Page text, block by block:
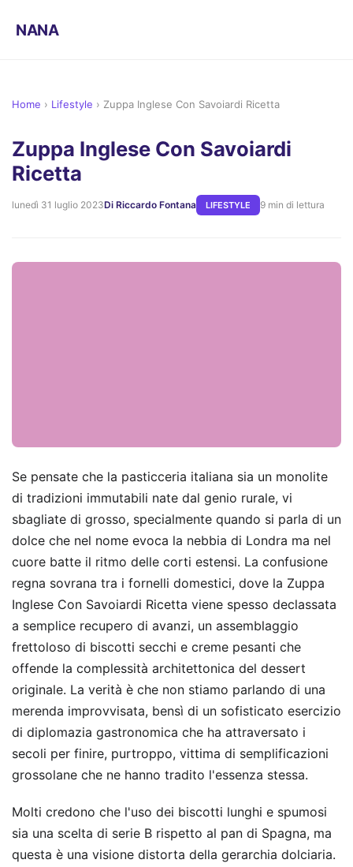
NANA
Home › Lifestyle › Zuppa Inglese Con Savoiardi Ricetta
Zuppa Inglese Con Savoiardi
Ricetta
lunedì 31 luglio 2023Di Riccardo Fontana LIFESTYLE 9 min di lettura
Se pensate che la pasticceria italiana sia un monolite
di tradizioni immutabili nate dal genio rurale, vi
sbagliate di grosso, specialmente quando si parla di un
dolce che nel nome evoca la nebbia di Londra ma nel
cuore batte il ritmo delle corti estensi. La confusione
regna sovrana tra i fornelli domestici, dove la Zuppa
Inglese Con Savoiardi Ricetta viene spesso declassata
a semplice recupero di avanzi, un assemblaggio
frettoloso di biscotti secchi e creme pesanti che
offende la complessità architettonica del dessert
originale. La verità è che non stiamo parlando di una
merenda improvvisata, bensì di un sofisticato esercizio
di diplomazia gastronomica che ha attraversato i
secoli per finire, purtroppo, vittima di semplificazioni
grossolane che ne hanno tradito l'essenza stessa.
Molti credono che l'uso dei biscotti lunghi e spumosi
sia una scelta di serie B rispetto al pan di Spagna, ma
questa è una visione distorta della gerarchia dolciaria.